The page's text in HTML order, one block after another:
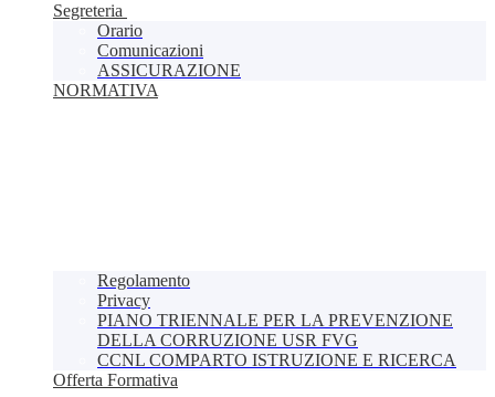
Segreteria
Orario
Comunicazioni
ASSICURAZIONE
NORMATIVA
Regolamento
Privacy
PIANO TRIENNALE PER LA PREVENZIONE
DELLA CORRUZIONE USR FVG
CCNL COMPARTO ISTRUZIONE E RICERCA
Offerta Formativa